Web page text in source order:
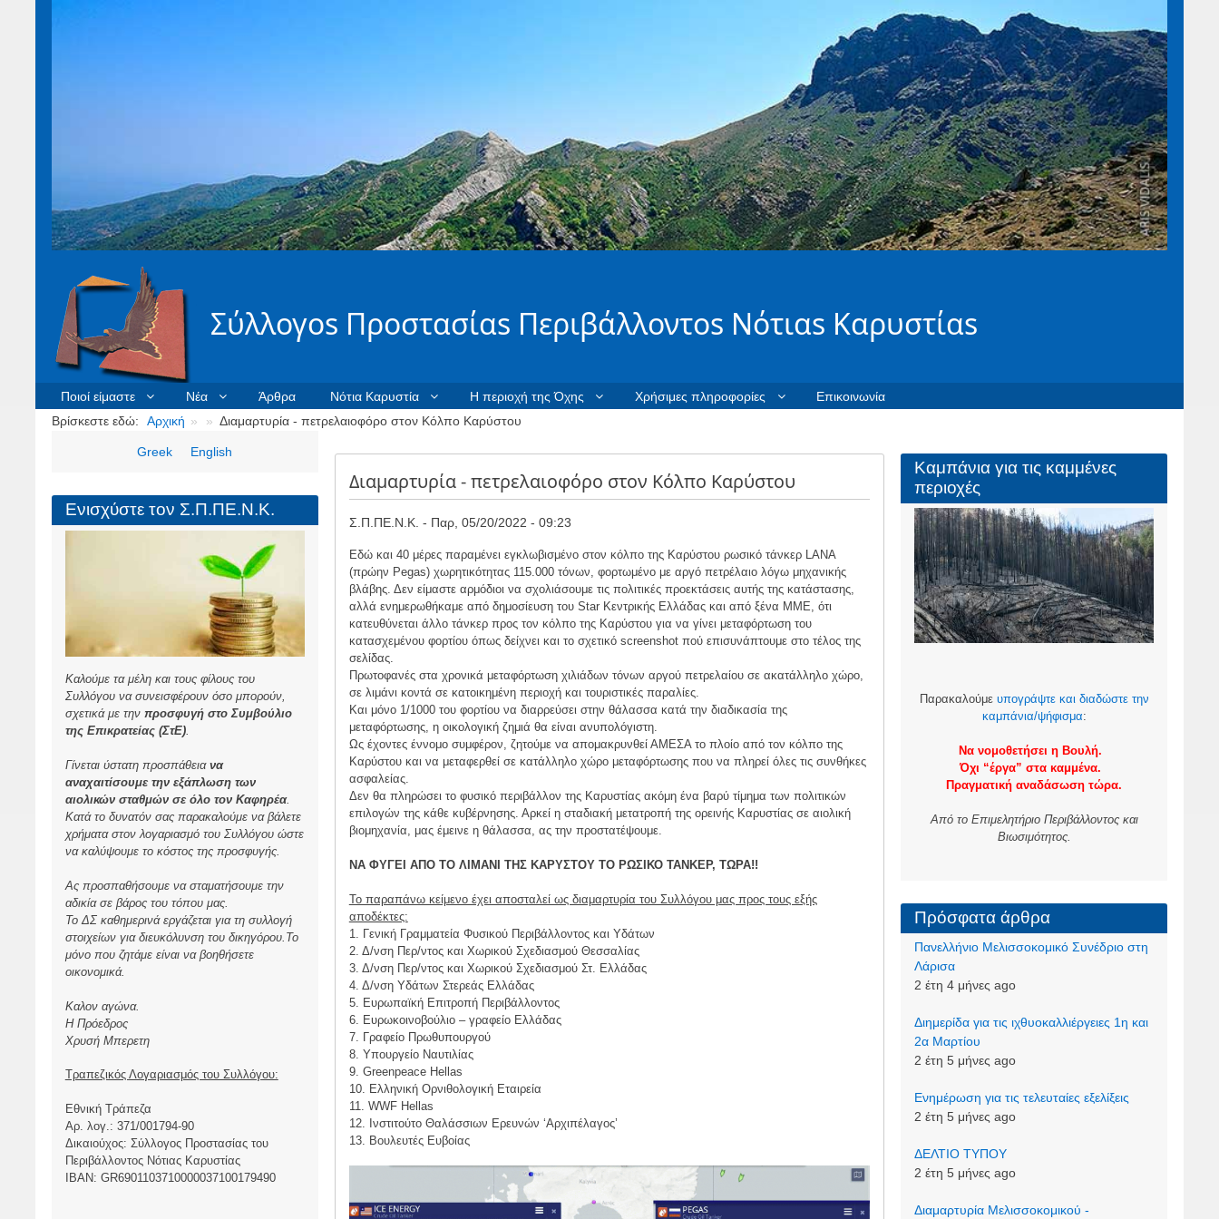
Σύλλογοs Προστασίαs Περιβάλλοντοs Νότιαs Καρυστίαs
Ποιοί είμαστε Νέα Άρθρα Νότια Καρυστία Η περιοχή της Όχης Χρήσιμες πληροφορίες Επικοινωνία
Breadcrumbs
Βρίσκεστε εδώ: Αρχική Διαμαρτυρία - πετρελαιοφόρο στον Κόλπο Καρύστου
Διαμαρτυρία - πετρελαιοφόρο στον Κόλπο Καρύστου
Σ.Π.ΠΕ.Ν.Κ. Παρ, 05/20/2022 - 09:23
Εδώ και 40 μέρες παραμένει εγκλωβισμένο στον κόλπο της Καρύστου ρωσικό τάνκερ LANA
(πρώην Pegas) χωρητικότητας 115.000 τόνων, φορτωμένο με αργό πετρέλαιο λόγω μηχανικής
βλάβης. Δεν είμαστε αρμόδιοι να σχολιάσουμε τις πολιτικές προεκτάσεις αυτής της κατάστασης,
αλλά ενημερωθήκαμε από δημοσίευση του Star Κεντρικής Ελλάδας και από ξένα ΜΜΕ, ότι
κατευθύνεται άλλο τάνκερ προς τον κόλπο της Καρύστου για να γίνει μεταφόρτωση του
κατασχεμένου φορτίου όπως δείχνει και το σχετικό screenshot πού επισυνάπτουμε στο τέλος της
σελίδας.
Πρωτοφανές στα χρονικά μεταφόρτωση χιλιάδων τόνων αργού πετρελαίου σε ακατάλληλο χώρο,
σε λιμάνι κοντά σε κατοικημένη περιοχή και τουριστικές παραλίες.
Και μόνο 1/1000 του φορτίου να διαρρεύσει στην θάλασσα κατά την διαδικασία της
μεταφόρτωσης, η οικολογική ζημιά θα είναι ανυπολόγιστη.
Ως έχοντες έννομο συμφέρον, ζητούμε να απομακρυνθεί ΑΜΕΣΑ το πλοίο από τον κόλπο της
Καρύστου και να μεταφερθεί σε κατάλληλο χώρο μεταφόρτωσης που να πληρεί όλες τις συνθήκες
ασφαλείας.
Δεν θα πληρώσει το φυσικό περιβάλλον της Καρυστίας ακόμη ένα βαρύ τίμημα των πολιτικών
επιλογών της κάθε κυβέρνησης. Αρκεί η σταδιακή μετατροπή της ορεινής Καρυστίας σε αιολική
βιομηχανία, μας έμεινε η θάλασσα, ας την προστατέψουμε.
ΝΑ ΦΥΓΕΙ ΑΠΟ ΤΟ ΛΙΜΑΝΙ ΤΗΣ ΚΑΡΥΣΤΟΥ ΤΟ ΡΩΣΙΚΟ ΤΑΝΚΕΡ, ΤΩΡΑ!!
Το παραπάνω κείμενο έχει αποσταλεί ως διαμαρτυρία του Συλλόγου μας προς τους εξής
αποδέκτες:
1. Γενική Γραμματεία Φυσικού Περιβάλλοντος και Υδάτων
2. Δ/νση Περ/ντος και Χωρικού Σχεδιασμού Θεσσαλίας
3. Δ/νση Περ/ντος και Χωρικού Σχεδιασμού Στ. Ελλάδας
4. Δ/νση Υδάτων Στερεάς Ελλάδας
5. Ευρωπαϊκή Επιτροπή Περιβάλλοντος
6. Ευρωκοινοβούλιο – γραφείο Ελλάδας
7. Γραφείο Πρωθυπουργού
8. Υπουργείο Ναυτιλίας
9. Greenpeace Hellas
10. Eλληνική Ορνιθολογική Εταιρεία
11. WWF Hellas
12. Ινστιτούτο Θαλάσσιων Ερευνών ‘Αρχιπέλαγος’
13. Βουλευτές Ευβοίας
Greek English
Ενισχύστε τον Σ.Π.ΠΕ.Ν.Κ.
Καλούμε τα μέλη και τους φίλους του
Συλλόγου να συνεισφέρουν όσο μπορούν,
σχετικά με την προσφυγή στο Συμβούλιο
της Επικρατείας (ΣτΕ).
Γίνεται ύστατη προσπάθεια να
αναχαιτίσουμε την εξάπλωση των
αιολικών σταθμών σε όλο τον Καφηρέα.
Κατά το δυνατόν σας παρακαλούμε να βάλετε
χρήματα στον λογαριασμό του Συλλόγου ώστε
να καλύψουμε το κόστος της προσφυγής.
Ας προσπαθήσουμε να σταματήσουμε την
αδικία σε βάρος του τόπου μας.
Το ΔΣ καθημερινά εργάζεται για τη συλλογή
στοιχείων για διευκόλυνση του δικηγόρου.Το
μόνο που ζητάμε είναι να βοηθήσετε
οικονομικά.
Καλον αγώνα.
Η Πρόεδρος
Χρυσή Μπερετη
Τραπεζικός Λογαριασμός του Συλλόγου:
Εθνική Τράπεζα
Αρ. λογ.: 371/001794-90
Δικαιούχος: Σύλλογος Προστασίας του
Περιβάλλοντος Νότιας Καρυστίας
ΙBAN: GR6901103710000037100179490
Καμπάνια για τις καμμένες
περιοχές
Παρακαλούμε υπογράψτε και διαδώστε την
καμπάνια/ψήφισμα:
Να νομοθετήσει η Βουλή.
Όχι “έργα” στα καμμένα.
Πραγματική αναδάσωση τώρα.
Από το Επιμελητήριο Περιβάλλοντος και
Βιωσιμότητος.
Πρόσφατα άρθρα
Πανελλήνιο Μελισσοκομικό Συνέδριο στη
Λάρισα
2 έτη 4 μήνες ago
Διημερίδα για τις ιχθυοκαλλιέργειες 1η και
2α Μαρτίου
2 έτη 5 μήνες ago
Ενημέρωση για τις τελευταίες εξελίξεις
2 έτη 5 μήνες ago
ΔΕΛΤΙΟ ΤΥΠΟΥ
2 έτη 5 μήνες ago
Διαμαρτυρία Μελισσοκομικού -